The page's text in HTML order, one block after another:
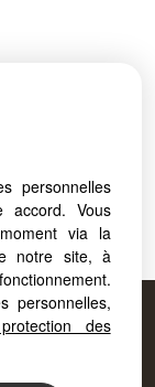
agence à
personnelles
accord. Vous
via la
notre site, à
personnelles,
des